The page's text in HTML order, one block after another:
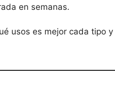
en semanas.
usos es mejor cada tipo y